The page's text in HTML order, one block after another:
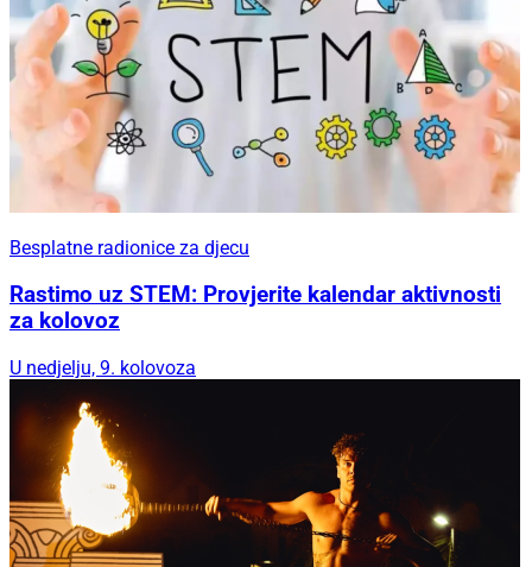
Besplatne radionice za djecu
Rastimo uz STEM: Provjerite kalendar aktivnosti
za kolovoz
U nedjelju, 9. kolovoza